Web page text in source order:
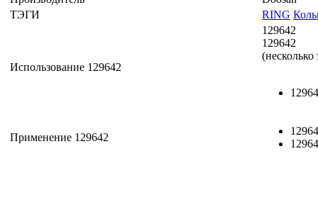
ТЭГИ
RING
Использование 129642
129642
129642
(несколько
Применение 129642